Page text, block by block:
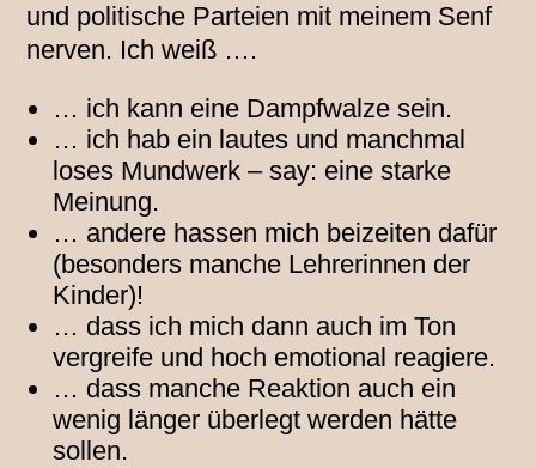
und politische Parteien mit meinem Senf
nerven. Ich weiß ….
… ich kann eine Dampfwalze sein.
… ich hab ein lautes und manchmal
loses Mundwerk – say: eine starke
Meinung.
… andere hassen mich beizeiten dafür
(besonders manche Lehrerinnen der
Kinder)!
… dass ich mich dann auch im Ton
vergreife und hoch emotional reagiere.
… dass manche Reaktion auch ein
wenig länger überlegt werden hätte
sollen.